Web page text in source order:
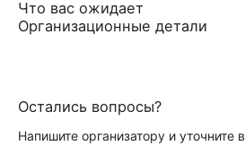
Что вас ожидает
Организационные детали
Остались вопросы?
Напишите организатору и уточните